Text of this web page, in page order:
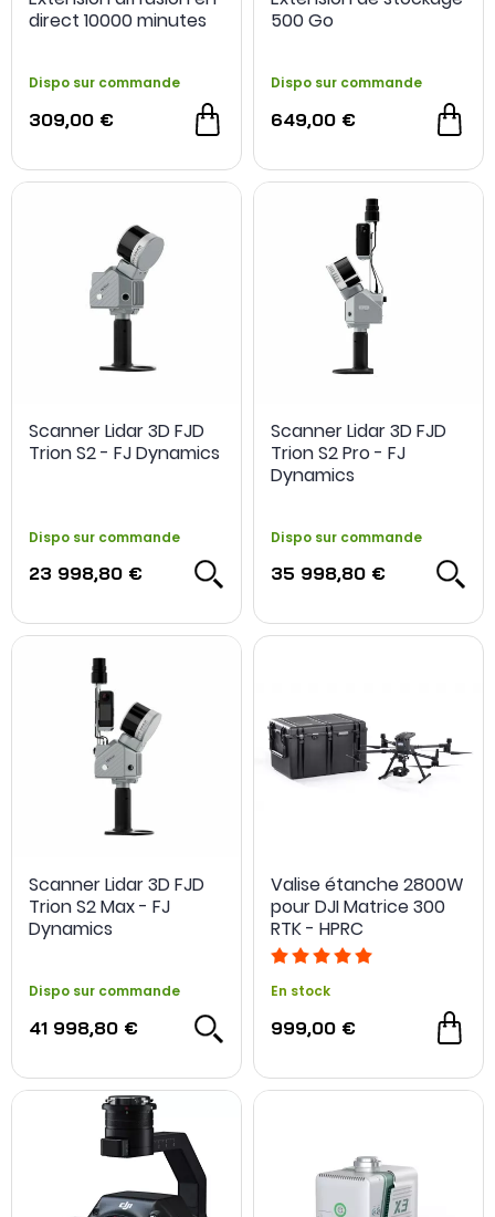
direct 10000 minutes
Dispo sur commande
309,00 €
500 Go
Dispo sur commande
649,00 €
Scanner Lidar 3D FJD
Trion S2 - FJ Dynamics
Dispo sur commande
23 998,80 €
Scanner Lidar 3D FJD
Trion S2 Pro - FJ
Dynamics
Dispo sur commande
35 998,80 €
Scanner Lidar 3D FJD
Trion S2 Max - FJ
Dynamics
Dispo sur commande
41 998,80 €
Valise étanche 2800W
pour DJI Matrice 300
RTK - HPRC
En stock
999,00 €